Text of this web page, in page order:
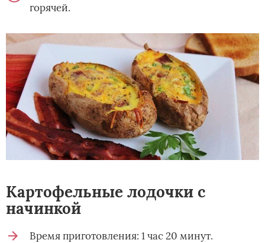
горячей.
Картофельные лодочки с
начинкой
Время приготовления: 1 час 20 минут.